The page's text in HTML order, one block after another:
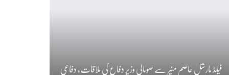
فیلڈ مارشل عاصم منیر سے صومالی وزیر دفاع کی ملاقات، دفاعی